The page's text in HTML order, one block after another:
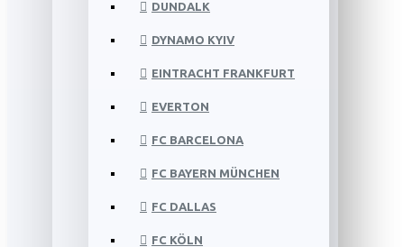
DUNDALK
DYNAMO KYIV
EINTRACHT FRANKFURT
EVERTON
FC BARCELONA
FC BAYERN MÜNCHEN
FC DALLAS
FC KÖLN